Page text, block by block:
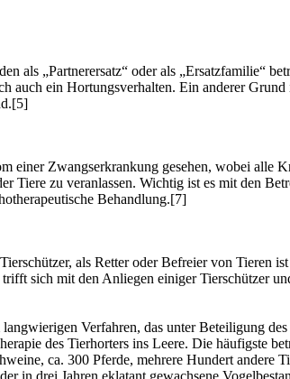
„Partnerersatz“ oder als „Ersatzfamilie“
ein Hortungsverhalten. Ein anderer
Zwangserkrankung gesehen, wobei alle
Tiere zu veranlassen. Wichtig ist es mit den
Behandlung.[7]
als Retter oder Befreier von Tieren
sich mit den Anliegen einiger Tierschützer
Verfahren, das unter Beteiligung
des Tierhorters ins Leere. Die häufigste
ca. 300 Pferde, mehrere Hundert andere
drei Jahren eklatant gewachsene